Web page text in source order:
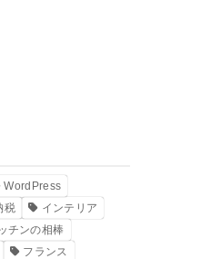
WordPress
税
インテリア
チンの相棒
フランス